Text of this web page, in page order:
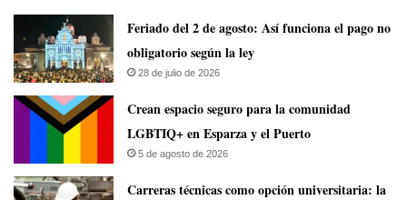
Feriado del 2 de agosto: Así funciona el pago no
obligatorio según la ley
28 de julio de 2026
Crean espacio seguro para la comunidad
LGBTIQ+ en Esparza y el Puerto
5 de agosto de 2026
Carreras técnicas como opción universitaria: la